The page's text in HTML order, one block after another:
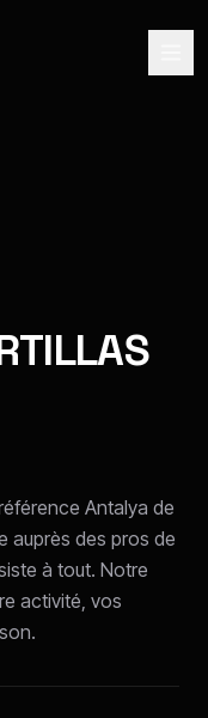
Antalya de
auprès des pros de
à tout. Notre
activité, vos